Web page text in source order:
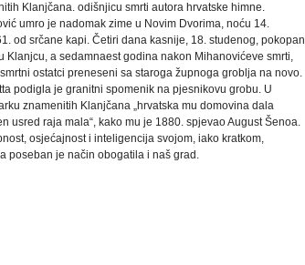
Klanjčana. odišnjicu smrti autora hrvatske himne.
umro je nadomak zime u Novim Dvorima, noću 14.
od srčane kapi. Četiri dana kasnije, 18. studenog, pokopan
Klanjcu, a sedamnaest godina nakon Mihanovićeve smrti,
ostatci preneseni sa staroga župnoga groblja na novo.
podigla je granitni spomenik na pjesnikovu grobu. U
znamenitih Klanjčana „hrvatska mu domovina dala
usred raja mala“, kako mu je 1880. spjevao August Šenoa.
osjećajnost i inteligencija svojom, iako kratkom,
poseban je način obogatila i naš grad.